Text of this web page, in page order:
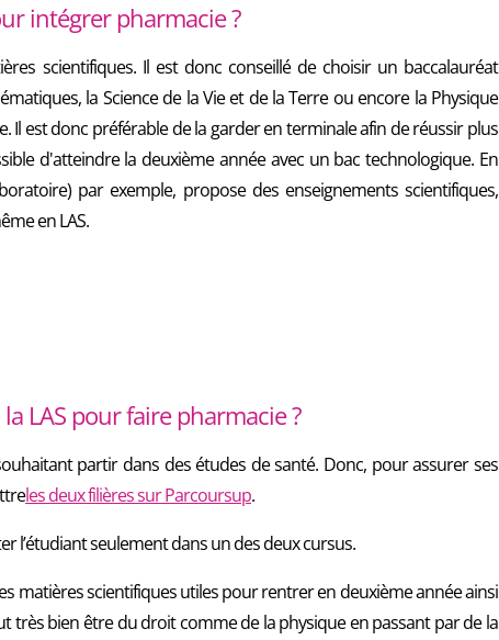
intégrer pharmacie ?
scientifiques. Il est donc conseillé de choisir un baccalauréat
la Science de la Vie et de la Terre ou encore la Physique
Il est donc préférable de la garder en terminale afin de réussir plus
d'atteindre la deuxième année avec un bac technologique. En
par exemple, propose des enseignements scientifiques,
en LAS.
LAS pour faire pharmacie ?
partir dans des études de santé. Donc, pour assurer ses
les deux filières sur Parcoursup.
l’étudiant seulement dans un des deux cursus.
matières scientifiques utiles pour rentrer en deuxième année ainsi
très bien être du droit comme de la physique en passant par de la